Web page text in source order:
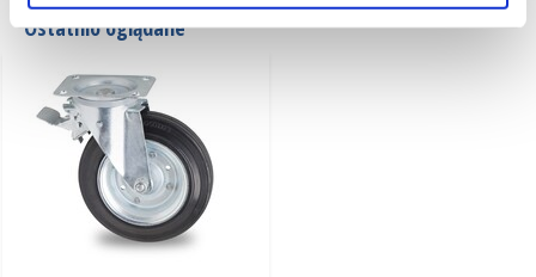
Ostatnio oglądane